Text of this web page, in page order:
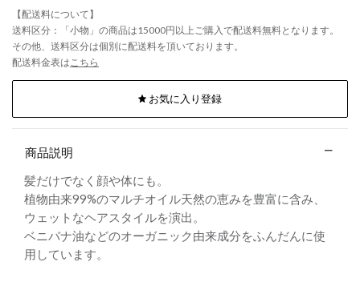
【配送料について】
送料区分：「小物」の商品は15000円以上ご購入で配送料無料となります。
その他、送料区分は個別に配送料を頂いております。
配送料金表は こちら
お気に入り登録
商品説明
髪だけでなく顔や体にも。
植物由来99%のマルチオイル天然の恵みを豊富に含み、
ウェットなヘアスタイルを演出。
ベニバナ油などのオーガニック由来成分をふんだんに使
用しています。